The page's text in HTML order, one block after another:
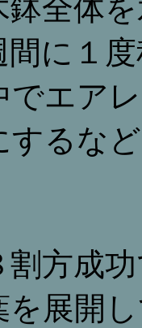
鉢全体
間に１
でエア
するな
方成
展開